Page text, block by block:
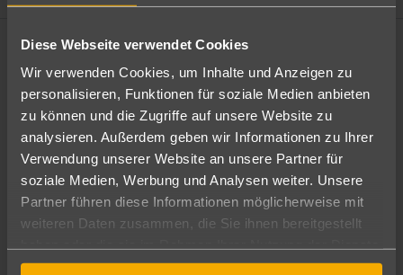
Diese Webseite verwendet Cookies
Wir verwenden Cookies, um Inhalte und Anzeigen zu
personalisieren, Funktionen für soziale Medien anbieten
zu können und die Zugriffe auf unsere Website zu
analysieren. Außerdem geben wir Informationen zu Ihrer
Verwendung unserer Website an unsere Partner für
soziale Medien, Werbung und Analysen weiter. Unsere
Partner führen diese Informationen möglicherweise mit
weiteren Daten zusammen, die Sie ihnen bereitgestellt
gesammelt haben.
Ändere die Kriterien nach deinen Wünschen
Pauschal Nur Hotel
Abflughafen
Alle Abflughäfen
09.08.26–07.08.27 7-21 Nächte